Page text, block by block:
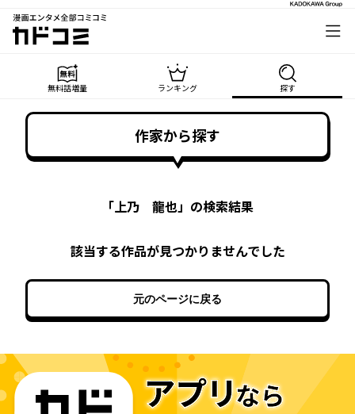
漫画エンタメ全部コミコミ
カドコミ
無料話増量 ランキング 探す
作家から探す
「上乃 龍也」の検索結果
該当する作品が見つかりませんでした
元のページに戻る